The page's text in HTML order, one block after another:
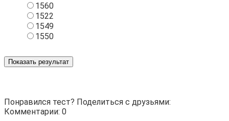
1560
1522
1549
1550
Показать результат
Понравился тест? Поделиться с друзьями:
Комментарии: 0